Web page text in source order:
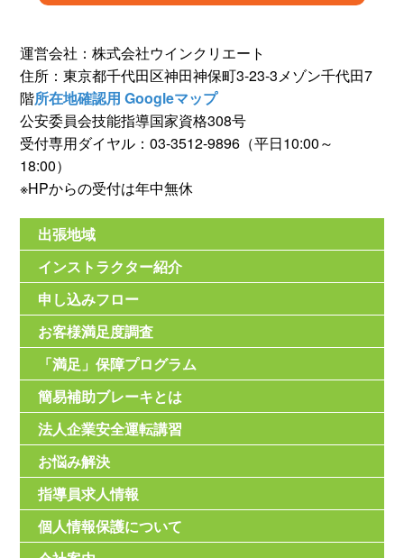
運営会社：株式会社ウインクリエート
住所：東京都千代田区神田神保町3-23-3メゾン千代田7
階所在地確認用 Googleマップ
公安委員会技能指導国家資格308号
受付専用ダイヤル：03-3512-9896（平日10:00～
18:00）
※HPからの受付は年中無休
出張地域
インストラクター紹介
申し込みフロー
お客様満足度調査
「満足」保障プログラム
簡易補助ブレーキとは
法人企業安全運転講習
お悩み解決
指導員求人情報
個人情報保護について